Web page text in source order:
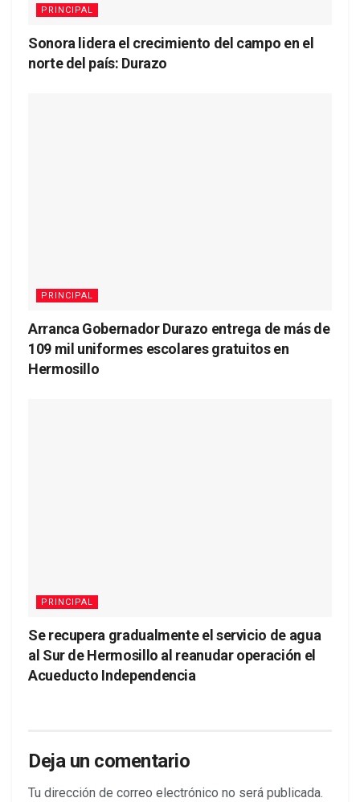
PRINCIPAL
Sonora lidera el crecimiento del campo en el
norte del país: Durazo
PRINCIPAL
Arranca Gobernador Durazo entrega de más de
109 mil uniformes escolares gratuitos en
Hermosillo
PRINCIPAL
Se recupera gradualmente el servicio de agua
al Sur de Hermosillo al reanudar operación el
Acueducto Independencia
Deja un comentario
Tu dirección de correo electrónico no será publicada.